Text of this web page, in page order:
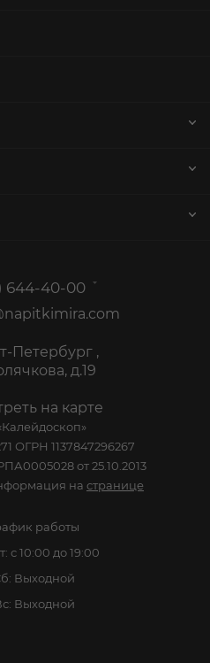
644-40-00
Петербург ,
д.19
на карте
ОГРН 1137847296267
от 25.10.2013
на странице
работы
с 10:00 до 19:00
Выходной
Выходной